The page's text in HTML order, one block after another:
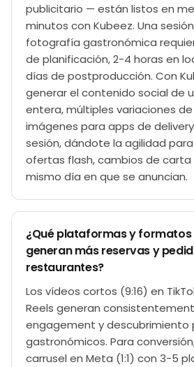
publicitario — están listos en
minutos con Kubeez. Una
fotografía gastronómica
de planificación, 2-4 horas en
días de postproducción. Con
generar el contenido social de
entera, múltiples variaciones
imágenes para apps de
sesión, dándote la agilidad
ofertas flash, cambios de carta
mismo día en que se anuncian.
¿Qué plataformas y
generan más reservas y
restaurantes?
Los vídeos cortos (9:16) en
Reels generan
engagement y descubrimiento
gastronómicos. Para
carrusel en Meta (1:1) con 3-5